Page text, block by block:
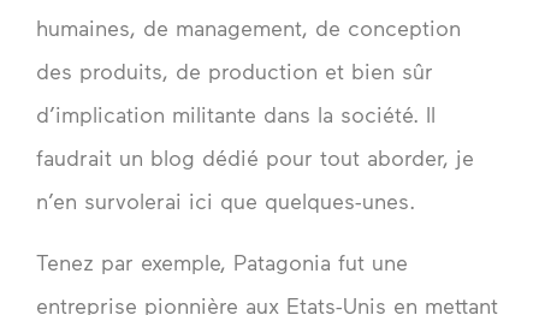
humaines, de management, de conception
des produits, de production et bien sûr
d’implication militante dans la société. Il
faudrait un blog dédié pour tout aborder, je
n’en survolerai ici que quelques-unes.
Tenez par exemple, Patagonia fut une
entreprise pionnière aux Etats-Unis en mettant